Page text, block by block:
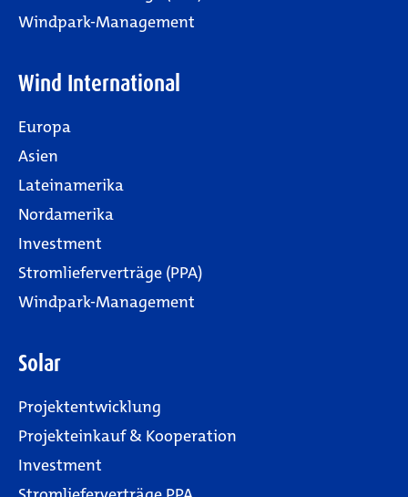
Windpark-Management
Wind International
Europa
Asien
Lateinamerika
Nordamerika
Investment
Stromlieferverträge (PPA)
Windpark-Management
Solar
Projektentwicklung
Projekteinkauf & Kooperation
Investment